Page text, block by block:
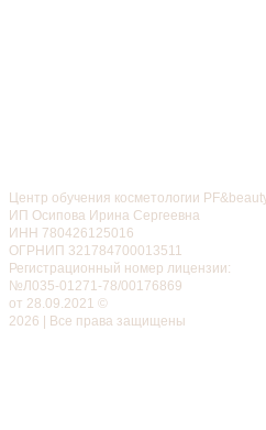
Центр обучения косметологии
ИП Осипова Ирина Сергеевна
ИНН 780426125016
ОГРНИП 321784700013511
Регистрационный номер лицензии:
№Л035-01271-78/00176869
от 28.09.2021 ©
2026 | Все права защищены